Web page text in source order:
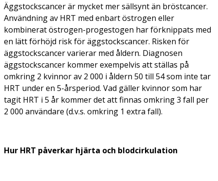
Äggstockscancer är mycket mer sällsynt än bröstcancer.
Användning av HRT med enbart östrogen eller
kombinerat östrogen-progestogen har förknippats med
en lätt förhöjd risk för äggstockscancer. Risken för
äggstockscancer varierar med åldern. Diagnosen
äggstockscancer kommer exempelvis att ställas på
omkring 2 kvinnor av 2 000 i åldern 50 till 54 som inte tar
HRT under en 5-årsperiod. Vad gäller kvinnor som har
tagit HRT i 5 år kommer det att finnas omkring 3 fall per
2 000 användare (d.v.s. omkring 1 extra fall).
Hur HRT påverkar hjärta och blodcirkulation